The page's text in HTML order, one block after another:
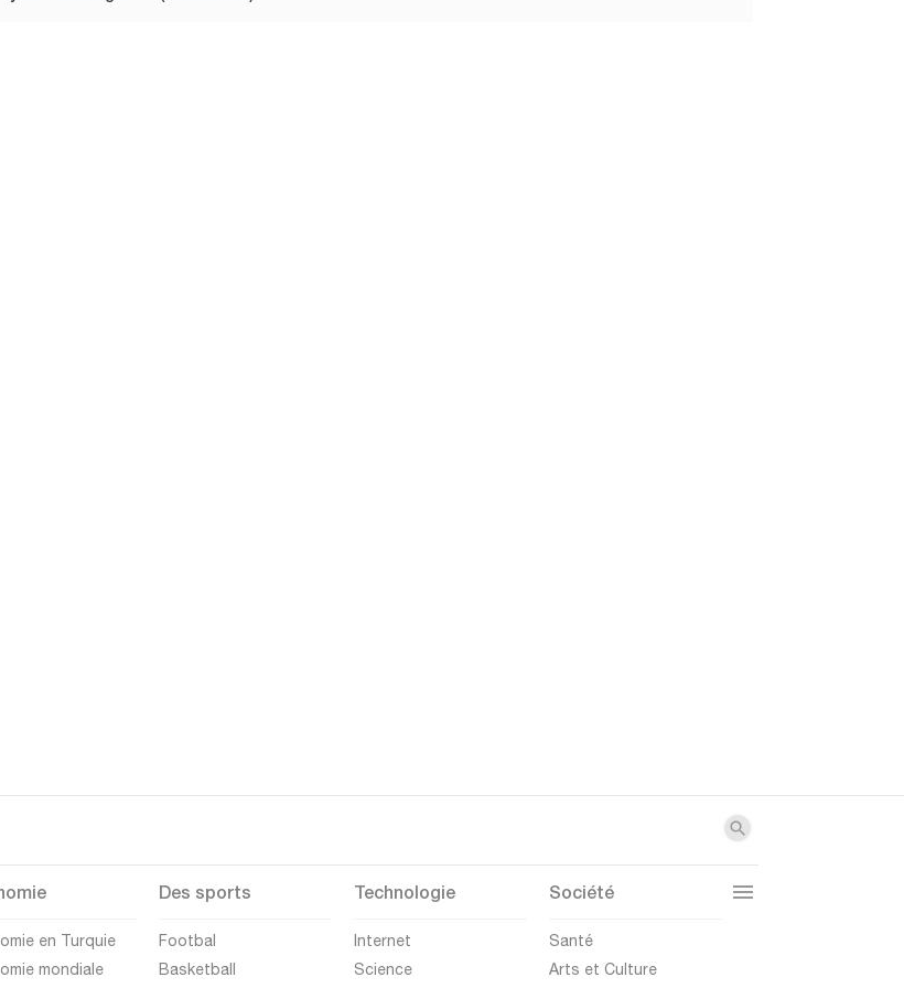
en Turquie
mondiale
Des sports
Footbal
Basketball
Technologie
Internet
Science
Société
Santé
Arts et Culture